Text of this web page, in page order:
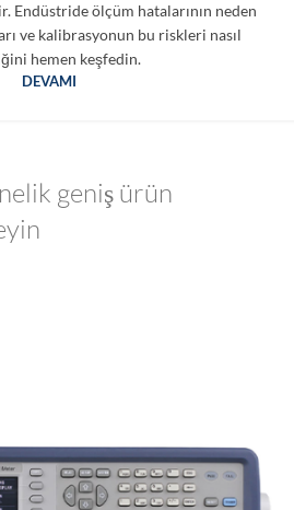
Endüstride ölçüm hatalarının neden
ve kalibrasyonun bu riskleri nasıl
hemen keşfedin.
DEVAMI
geniş ürün